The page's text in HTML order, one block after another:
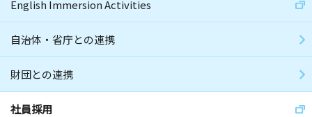
English Immersion Activities
自治体・省庁との連携
財団との連携
社員採用